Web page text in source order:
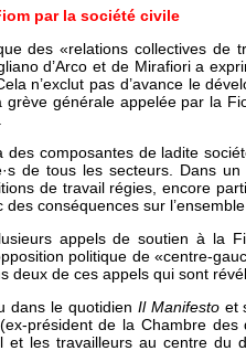
par la société civile
des «relations collectives de
d’Arco et de Mirafiori a
n’exclut pas d’avance le
grève générale appelée par la
des composantes de ladite
de tous les secteurs. Dans
de travail régies, encore
des conséquences sur
appels de soutien à la
politique de «centre-
deux de ces appels qui sont
dans le quotidien Il Manifestoet
président de la Chambre
et les travailleurs au centre du